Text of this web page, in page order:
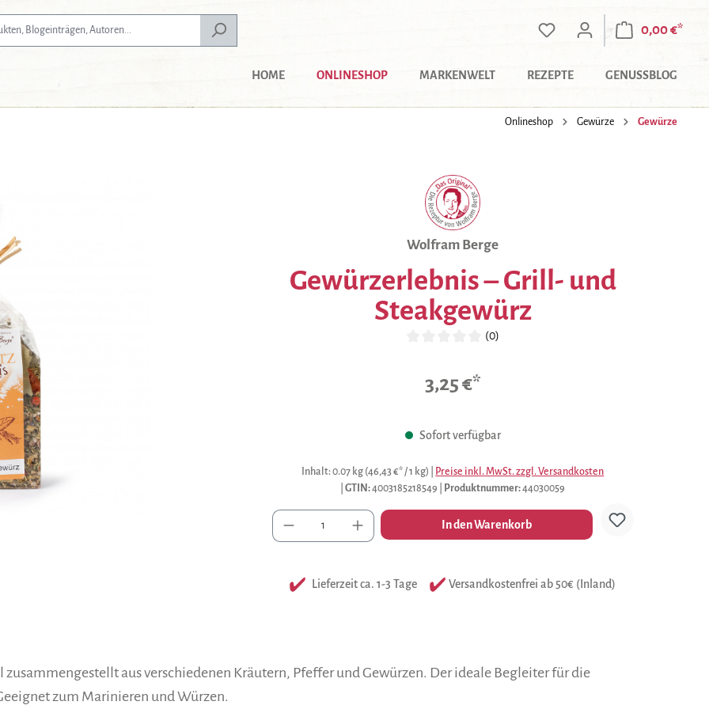
0,00 €*
HOME ONLINESHOP MARKENWELT REZEPTE GENUSSBLOG
Onlineshop Gewürze Gewürze
Wolfram Berge
Gewürzerlebnis – Grill- und
Steakgewürz
(0)
3,25 €*
Sofort verfügbar
Inhalt:0.07 kg (46,43 €* / 1 kg)
Preise inkl. MwSt. zzgl. Versandkosten
|GTIN:4003185218549 Produktnummer:44030059
In den Warenkorb
Lieferzeit ca. 1-3 Tage Versandkostenfrei ab 50€ (Inland)
zusammengestellt aus verschiedenen Kräutern, Pfeffer und Gewürzen. Der ideale Begleiter für die
zum Marinieren und Würzen.